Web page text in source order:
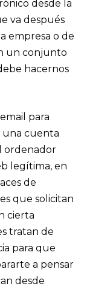
desde la
va después
empresa o de
un conjunto
hacernos
para
una cuenta
ordenador
legítima, en
de
que solicitan
cierta
tratan de
para que
a pensar
desde